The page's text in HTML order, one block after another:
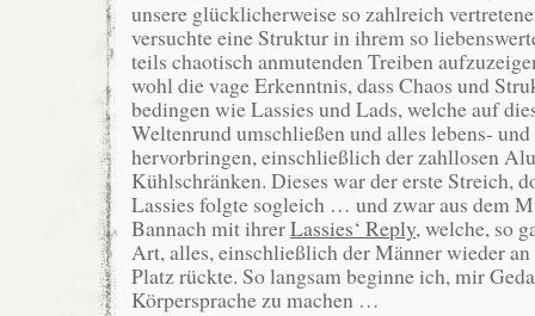
unsere glücklicherweise so zahlreich
versuchte eine Struktur in ihrem so
teils chaotisch anmutenden Treiben
wohl die vage Erkenntnis, dass Chaos und
bedingen wie Lassies und Lads, welche auf
Weltenrund umschließen und alles lebens-
hervorbringen, einschließlich der zahllosen
Kühlschränken. Dieses war der erste Streich,
Lassies folgte sogleich … und zwar aus dem
Bannach mit ihrerLassies‘ Reply, welche, so
Art, alles, einschließlich der Männer wieder an
Platz rückte. So langsam beginne ich, mir
Körpersprache zu machen …